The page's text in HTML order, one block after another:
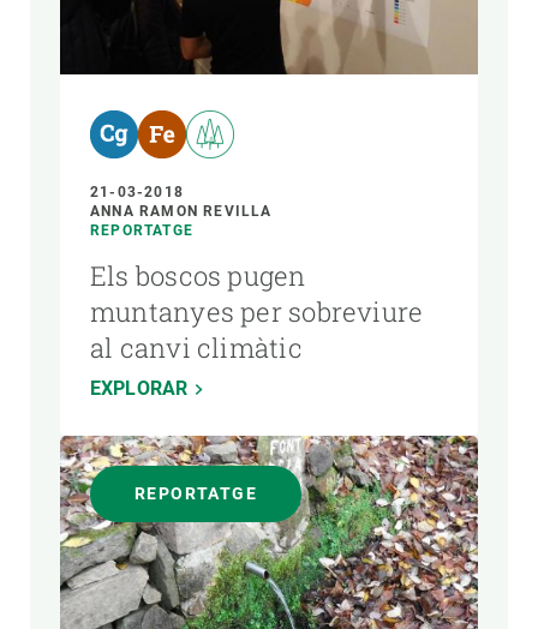
21-03-2018
ANNA RAMON REVILLA
REPORTATGE
Els boscos pugen
muntanyes per sobreviure
al canvi climàtic
EXPLORAR
REPORTATGE